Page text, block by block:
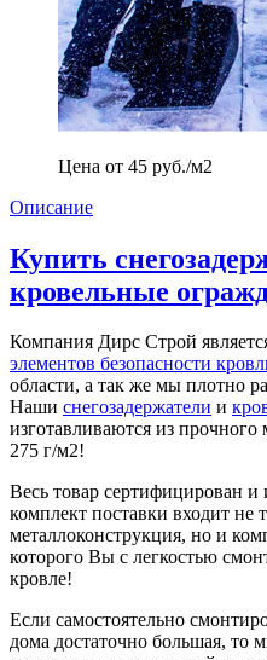
Цена от 45 руб./м2
Описание
Купить
кровельные
Компания Дирс Строй
элементов безопасности
области, а так же мы плотно
Наши снегозадержатели и
изготавливаются из
275 г/м2!
Весь товар сертифицирован и
комплект поставки входит не
металлоконструкция, но и
которого Вы с легкостью
кровле!
Если самостоятельно
дома достаточно большая, то